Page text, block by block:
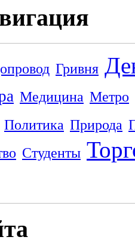
Гривня
Медицина Метро
Политика Природа
Студенты